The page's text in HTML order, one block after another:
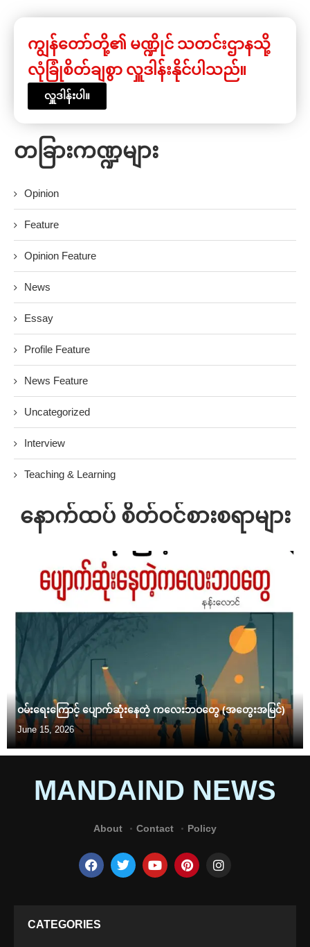
ကျွန်တော်တို့၏ မဏ္ဍိုင် သတင်းဌာနသို့
လုံခြုံစိတ်ချစွာ လှူဒါန်းနိုင်ပါသည်။
လှူဒါန်းပါ။
တခြားကဏ္ဍများ
Opinion
Feature
Opinion Feature
News
Essay
Profile Feature
News Feature
Uncategorized
Interview
Teaching & Learning
နောက်ထပ် စိတ်ဝင်စားစရာများ
ဝမ်းရေးကြောင့် ပျောက်ဆုံးနေတဲ့ ကလေးဘဝတွေ (အတွေးအမြင်)
June 15, 2026
About Contact Policy
MANDAIND NEWS
CATEGORIES